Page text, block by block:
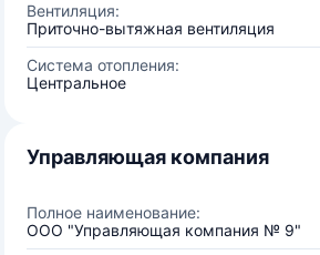
Вентиляция:
Приточно-вытяжная вентиляция
Система отопления:
Центральное
Управляющая компания
Полное наименование:
ООО "Управляющая компания № 9"